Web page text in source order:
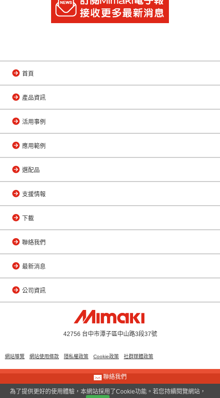
首頁
產品資訊
活用事例
應用範例
選配品
支援情報
下載
聯絡我們
最新消息
公司資訊
42756 台中市潭子區中山路3段37號
網站導覽 網站使用條款 隱私權政策 Cookie政策 社群媒體政策
聯絡我們
為了提供更好的使用體驗，本網站採用了Cookie功能。若您持續閱覽網站，